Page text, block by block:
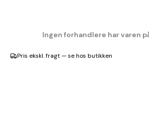
Ingen forhandlere har varen
Pris ekskl. fragt — se hos butikken